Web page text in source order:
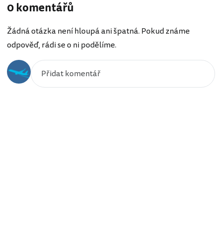
0 komentářů
Žádná otázka není hloupá ani špatná. Pokud známe
odpověď, rádi se o ni podělíme.